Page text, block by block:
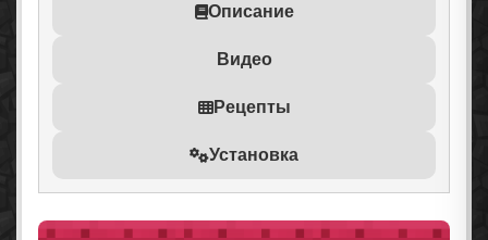
Описание
Видео
Рецепты
Установка